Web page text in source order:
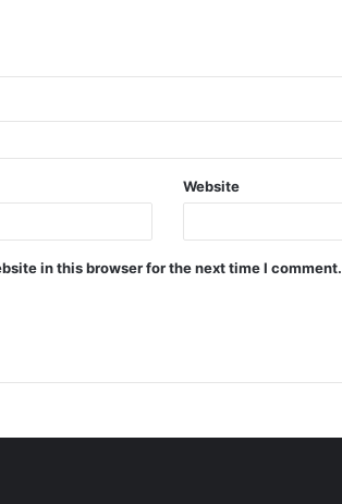
Website
in this browser for the next time I comment.